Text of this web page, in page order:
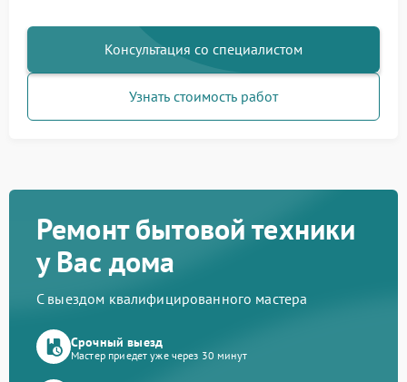
Консультация со специалистом
Узнать стоимость работ
Ремонт бытовой техники
у Вас дома
С выездом квалифицированного мастера
Срочный выезд
Мастер приедет уже через 30 минут